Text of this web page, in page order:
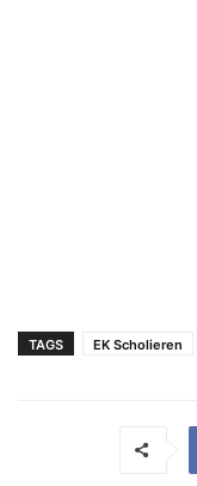
TAGS EK Scholieren